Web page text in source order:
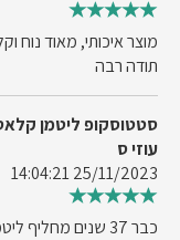
מוצר איכותי, מאוד נוח
תודה רבה
סטטוסקופ ליטמן קלאסיק 3
עוזי ס
25/11/2023 14:04:21
כבר 37 שנים מחליף ליטמן בליטמן